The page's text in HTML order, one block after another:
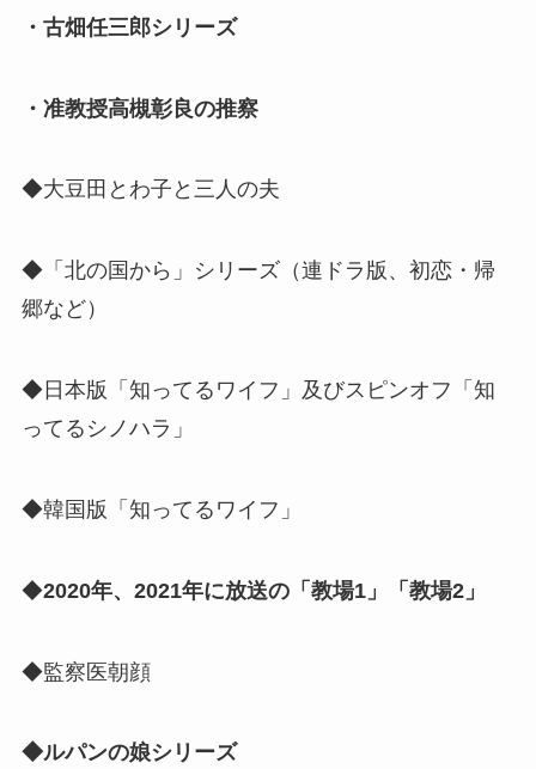
・古畑任三郎シリーズ
・准教授高槻彰良の推察
◆大豆田とわ子と三人の夫
◆「北の国から」シリーズ（連ドラ版、初恋・帰
郷など）
◆日本版「知ってるワイフ」及びスピンオフ「知
ってるシノハラ」
◆韓国版「知ってるワイフ」
◆2020年、2021年に放送の「教場1」「教場2」
◆監察医朝顔
◆ルパンの娘シリーズ